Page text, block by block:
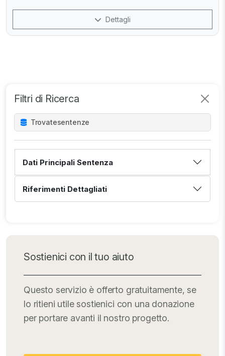
Filtri di Ricerca
Trovatesentenze
Dati Principali Sentenza
Riferimenti Dettagliati
Sostienici con il tuo aiuto
Questo servizio è offerto gratuitamente, se
lo ritieni utile sostienici con una donazione
per portare avanti il nostro progetto.
Dettagli